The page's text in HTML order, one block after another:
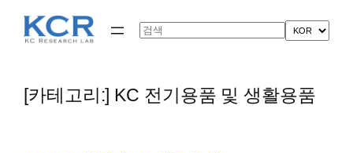
Search
[카테고리:] KC 전기용품 및 생활용품